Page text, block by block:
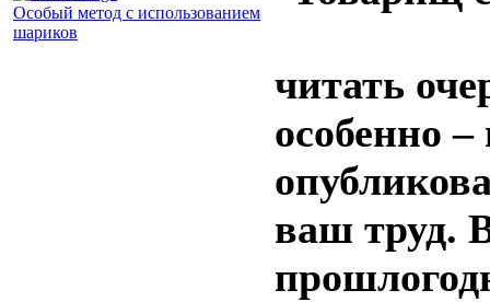
Особый метод с использованием
шариков
читать
особенно
ваш труд.